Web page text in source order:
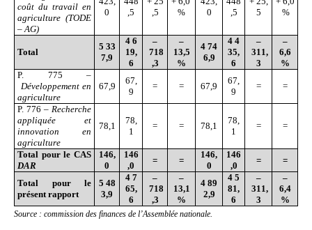
coût du travail en
agriculture (TODE
– AG)
0
,5
,5
%
0
,5
5
%
Total
5 33
7,9
4 6
19,
6
–
718
,3
–
13,5
%
4 74
6,9
4 4
35,
6
–
311,
3
–
6,6
%
P. 775 –
Développement en
agriculture
67,9
67,
9
= = 67,9
67,
9
= =
P. 776 – Recherche
appliquée et
innovation en
agriculture
78,1
78,
1
= = 78,1
78,
1
= =
Total pour le CAS
DAR
146,
0
146
,0
= =
146,
0
146
,0
= =
Total pour le
présent rapport
5 48
3,9
4 7
65,
6
–
718
,3
–
13,1
%
4 89
2,9
4 5
81,
6
–
311,
3
–
6,4
%
Source : commission des finances de l’Assemblée nationale.